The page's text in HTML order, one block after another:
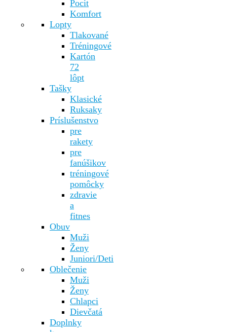
Pocit
Komfort
Lopty
Tlakované
Tréningové
Kartón
72
lôpt
Tašky
Klasické
Ruksaky
Príslušenstvo
pre
rakety
pre
fanúšikov
tréningové
pomôcky
zdravie
a
fitnes
Obuv
Muži
Ženy
Juniori/Deti
Oblečenie
Muži
Ženy
Chlapci
Dievčatá
Doplnky